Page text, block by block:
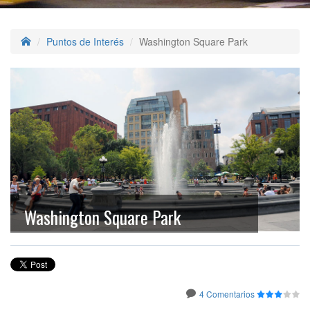
Puntos de Interés Washington Square Park
Washington Square Park
4 Comentarios